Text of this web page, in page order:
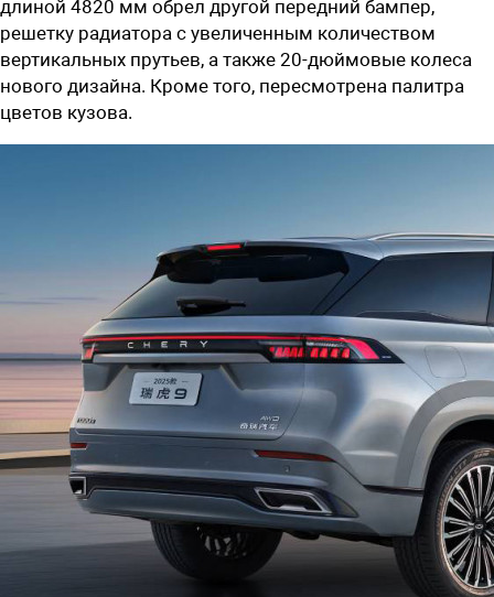
длиной 4820 мм обрел другой передний бампер,
решетку радиатора с увеличенным количеством
вертикальных прутьев, а также 20-дюймовые колеса
нового дизайна. Кроме того, пересмотрена палитра
цветов кузова.